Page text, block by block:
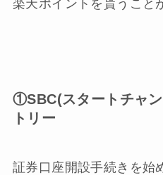
楽天ポイントを貰うこと
①SBC(スタートチャ
トリー
証券口座開設手続きを始